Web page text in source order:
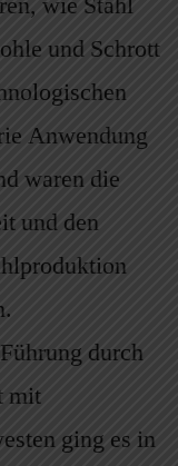
und Schrott
Anwendung
waren die
und den
durch
mit
ging es in